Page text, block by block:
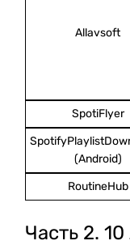
Allavsoft
SpotiFlyer
(Android)
RoutineHub
Часть 2.